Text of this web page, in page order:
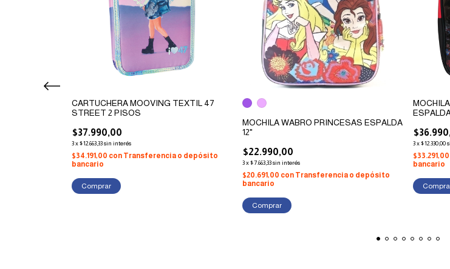
CARTUCHERA MOOVING TEXTIL 47
STREET 2 PISOS
$37.990,00
3x$12.663,33sin interés
$34.191,00 con Transferencia o depósito
bancario
MOCHILA WABRO PRINCESAS ESPALDA
12"
$22.990,00
3x$7.663,33sin interés
$20.691,00 con Transferencia o depósito
bancario
Comprar
3x$12.330,00
$33.291,00
bancario